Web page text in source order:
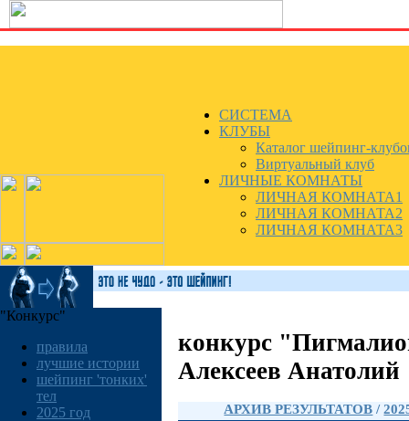
СИСТЕМА
КЛУБЫ
Каталог шейпинг-
Виртуальный клуб
ЛИЧНЫЕ КОМНАТЫ
ЛИЧНАЯ КОМНАТА1
ЛИЧНАЯ КОМНАТА2
ЛИЧНАЯ КОМНАТА3
"Конкурс"
правила
лучшие истории
шейпинг 'тонких'
тел
2025 год
конкурс
Алексеев Анатолий
АРХИВ РЕЗУЛЬТАТОВ /